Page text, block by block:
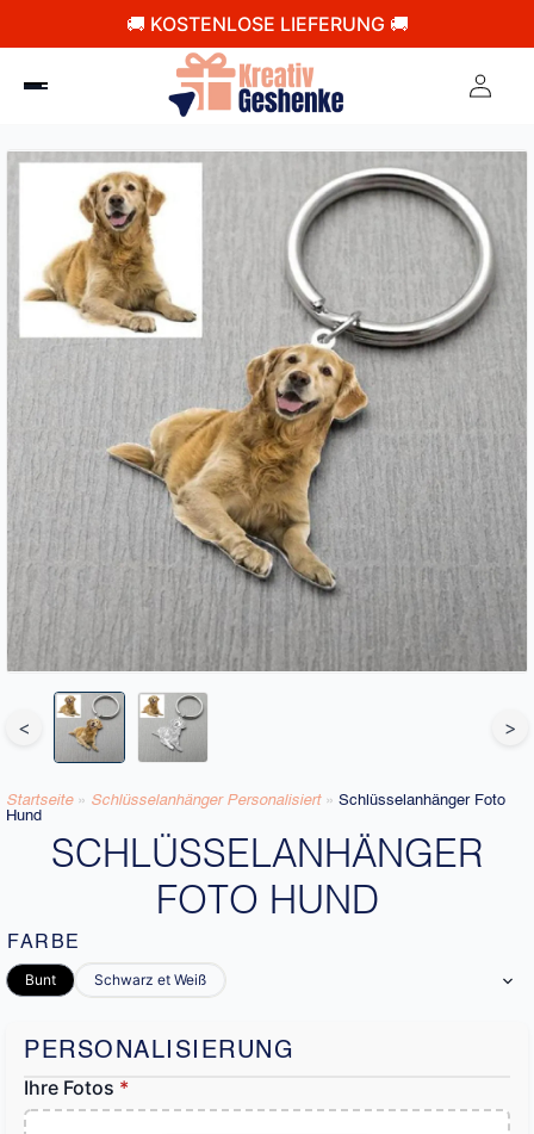
🚚 KOSTENLOSE LIEFERUNG 🚚
< >
Startseite » Schlüsselanhänger Personalisiert » Schlüsselanhänger Foto
Hund
SCHLÜSSELANHÄNGER
FOTO HUND
FARBE
Bunt Schwarz et Weiß
PERSONALISIERUNG
Ihre Fotos *